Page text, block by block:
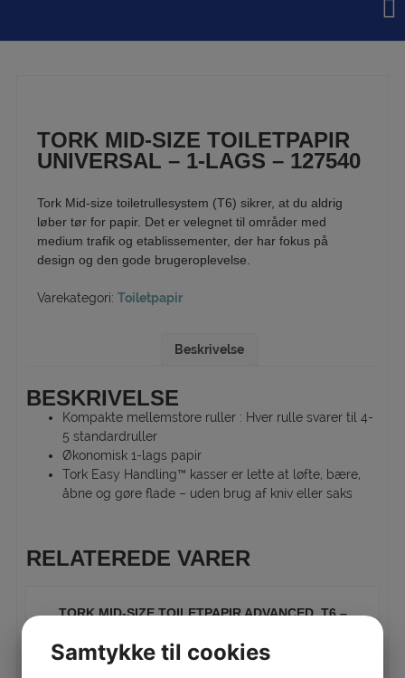
TORK MID-SIZE TOILETPAPIR
UNIVERSAL – 1-LAGS – 127540
Tork Mid-size toiletrullesystem (T6) sikrer, at du aldrig
løber tør for papir. Det er velegnet til områder med
medium trafik og etablissementer, der har fokus på
design og den gode brugeroplevelse.
Varekategori: Toiletpapir
Beskrivelse
BESKRIVELSE
Kompakte mellemstore ruller : Hver rulle svarer til 4-
5 standardruller
Økonomisk 1-lags papir
Tork Easy Handling™ kasser er lette at løfte, bære,
åbne og gøre flade – uden brug af kniv eller saks
RELATEREDE VARER
TORK MID-SIZE TOILETPAPIR ADVANCED, T6 –
LÆS MERE
Samtykke til cookies